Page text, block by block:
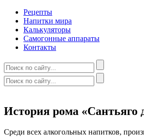
Рецепты
Напитки мира
Калькуляторы
Самогонные аппараты
Контакты
История рома «Сантьяго
Среди всех алкогольных напитков,